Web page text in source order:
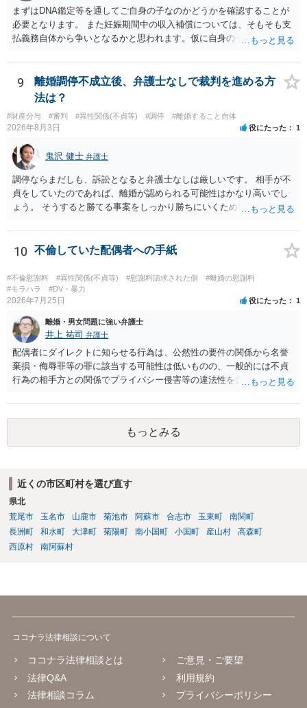
まずはDNA鑑定等を通してご自身の子なのかどうかを確認することが
必要となります。 また妊娠期間中の収入補償については、そもそも支
払義務自体から争いとなるかと思われます。仮に自身の子であったと
相手に弁護士がついているということであれば、依頼をするかしない
かは別として一度ご自身も個別に弁護士に相談をされたほうが良いで
しょう。
9
離婚調停不成立後、弁護士なしで裁判を進める方
法は？
#財産分与 #審判 #異性関係(不貞等) #調停 #離婚すること自体
2026年8月3日 役にたった 1
鬼沢 健士 弁護士
調停ならまだしも、訴訟となると弁護士なしは厳しいです。 相手が不
貞をしていたのであれば、離婚が認められる可能性はかなり高いでし
ょう。 そうすると勝てる事案をしっかり勝ちにいくためにも弁護士委
10 不倫していた配偶者への手紙
#不倫慰謝料 #異性関係(不貞等) #慰謝料請求された側
#離婚の慰謝料
#モラハラ
#DV・暴力
2026年7月25日 役にたった 1
離婚・男女問題に強い弁護士
井上 祐司 弁護士
配偶者にダイレクトに知らせる行為は、公然性の要件の関係から名誉
棄損・侮辱罪等の罪に該当する可能性は低いものの、一般的には不貞
行為の相手方との関係でプライバシー侵害等の違法性を含む行為で
ため、弁護士としては推奨しないことが一般的かと思います。
もっとみる
近くの市区町村を選び直す
県北
荒尾市
玉名市 山鹿市 菊池市 阿蘇市 合志市 玉東町
南関町
長洲町
和水町 大津町 菊陽町 南小国町 小国町 産山村
高森町
西原村
南阿蘇村
ココナラ法律相談について
ココナラ法律相談とは
法律Q&A
法律相談コラム
ご意見・ご要望
利用規約
プライバシーポリシー